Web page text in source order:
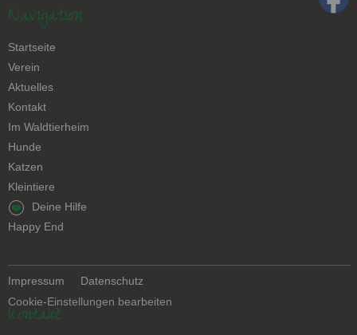
Navigation
Navigation
überspringen
Startseite
Verein
Aktuelles
Kontakt
Navigation
überspringen
Im Waldtierheim
Hunde
Katzen
Kleintiere
Navigation
überspringen
Deine Hilfe
Happy End
Navigation
überspringen
Impressum
Datenschutz
Cookie-Einstellungen bearbeiten
Kontakt